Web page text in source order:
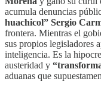
acumula denuncias
huachicol” Sergio
frontera. Mientras el
sus propios legisladores
inteligencia. Es la
austeridad y
aduanas que